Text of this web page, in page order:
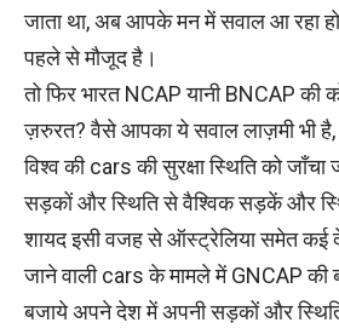
जाता था, अब आपके मन में सवाल आ रहा
पहले से मौजूद है।
तो फिर भारत NCAP यानी BNCAP की
ज़रुरत? वैसे आपका ये सवाल लाज़मी भी
विश्व की cars की सुरक्षा स्थिति को जाँचा
सड़कों और स्थिति से वैश्विक सड़कें और
शायद इसी वजह से ऑस्ट्रेलिया समेत कई
जाने वाली cars के मामले में GNCAP की
बजाये अपने देश में अपनी सड़कों और